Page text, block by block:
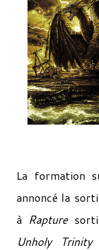
La formation
annoncé la
à Rapture
Unholy Trinity